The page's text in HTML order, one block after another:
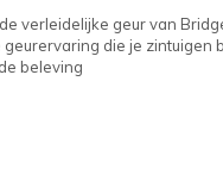
verleidelijke geur van
die je
beleving